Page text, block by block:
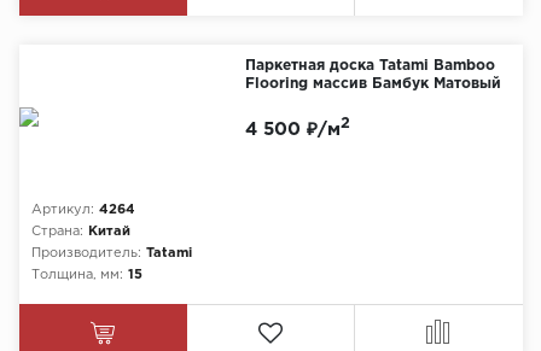
Паркетная доска Tatami Bamboo
Flooring массив Бамбук Матовый
Артикул: 4264
Страна:
Китай
Производитель: Tatami
Толщина, мм: 15
4 500 ₽/м2